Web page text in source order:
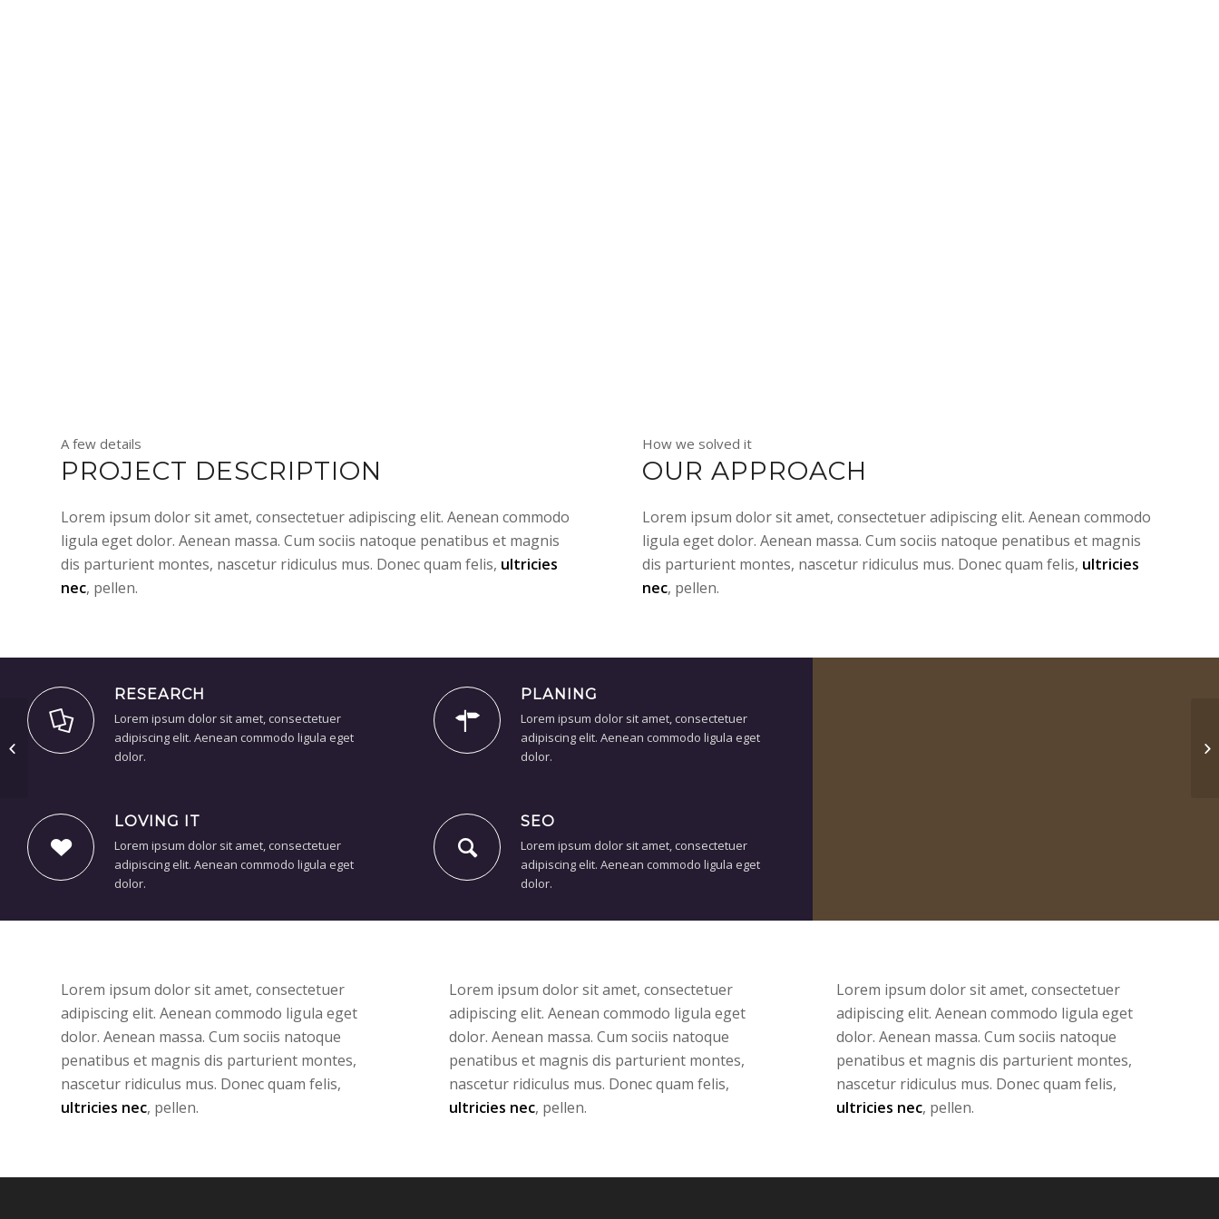
A few details
PROJECT DESCRIPTION
Lorem ipsum dolor sit amet, consectetuer adipiscing elit. Aenean commodo
ligula eget dolor. Aenean massa. Cum sociis natoque penatibus et magnis
dis parturient montes, nascetur ridiculus mus. Donec quam felis, ultricies
nec, pellen.
How we solved it
OUR APPROACH
Lorem ipsum dolor sit amet, consectetuer adipiscing elit. Aenean commodo
ligula eget dolor. Aenean massa. Cum sociis natoque penatibus et magnis
dis parturient montes, nascetur ridiculus mus. Donec quam felis, ultricies
nec, pellen.
RESEARCH
Lorem ipsum dolor sit amet, consectetuer
adipiscing elit. Aenean commodo ligula eget
dolor.
LOVING IT
Lorem ipsum dolor sit amet, consectetuer
adipiscing elit. Aenean commodo ligula eget
dolor.
PLANING
Lorem ipsum dolor sit amet, consectetuer
adipiscing elit. Aenean commodo ligula eget
dolor.
SEO
Lorem ipsum dolor sit amet, consectetuer
adipiscing elit. Aenean commodo ligula eget
dolor.
Lorem ipsum dolor sit amet, consectetuer
adipiscing elit. Aenean commodo ligula eget
dolor. Aenean massa. Cum sociis natoque
penatibus et magnis dis parturient montes,
nascetur ridiculus mus. Donec quam felis,
ultricies nec, pellen.
Lorem ipsum dolor sit amet, consectetuer
adipiscing elit. Aenean commodo ligula eget
dolor. Aenean massa. Cum sociis natoque
penatibus et magnis dis parturient montes,
nascetur ridiculus mus. Donec quam felis,
ultricies nec, pellen.
Lorem ipsum dolor sit amet, consectetuer
adipiscing elit. Aenean commodo ligula eget
dolor. Aenean massa. Cum sociis natoque
penatibus et magnis dis parturient montes,
nascetur ridiculus mus. Donec quam felis,
ultricies nec, pellen.
Some cool projects